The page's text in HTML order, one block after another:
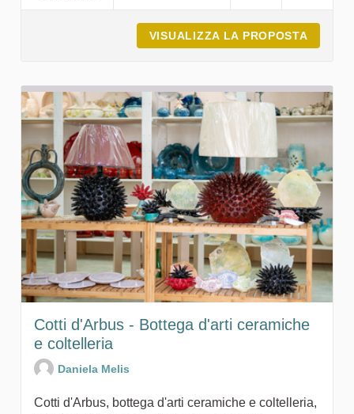
VISUALIZZA LA PROPOSTA
Cotti d'Arbus - Bottega d'arti ceramiche
e coltelleria
Daniela Melis
Cotti d'Arbus, bottega d'arti ceramiche e coltelleria,